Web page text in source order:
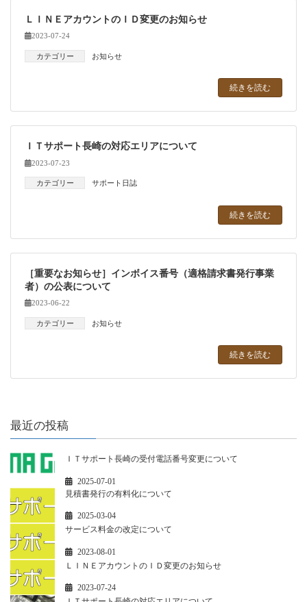
ＬＩＮＥアカウントのＩＤ変更のお知らせ
2023-07-24
カテゴリー お知らせ
続きを読む
ＩＴサポート長崎の対応エリアについて
2023-07-23
カテゴリー サポート日誌
続きを読む
［重要なお知らせ］インボイス番号（適格請求書発行事業
者）の公表について
2023-06-22
カテゴリー お知らせ
続きを読む
最近の投稿
ＩＴサポート長崎の受付電話番号変更について
2025-07-01
見積書発行の有料化について
2025-03-04
サービス料金の改定について
2023-08-01
ＬＩＮＥアカウントのＩＤ変更のお知らせ
2023-07-24